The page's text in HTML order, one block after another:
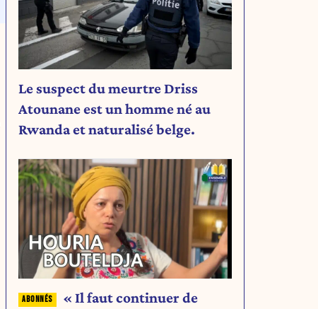
Le suspect du meurtre Driss
Atounane est un homme né au
Rwanda et naturalisé belge.
« Il faut continuer de